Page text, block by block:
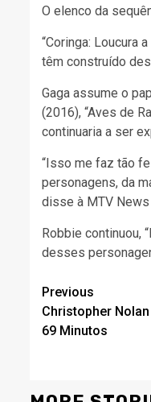
O elenco da
“Coringa: Loucura
têm construído
Gaga assume o
(2016), “Aves de
continuaria a ser
“Isso me faz tão
personagens, da
disse à MTV
Robbie continuou,
desses
Continue
Reading
Previous
Christopher
69 Minutos